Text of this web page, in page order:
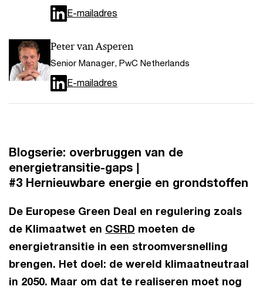
E-mailadres
Peter van Asperen
Senior Manager, PwC Netherlands
E-mailadres
Blogserie: overbruggen van de
energietransitie-gaps |
#3 Hernieuwbare energie en grondstoffen
De Europese Green Deal en regulering zoals
de Klimaatwet en CSRD moeten de
energietransitie in een stroomversnelling
brengen. Het doel: de wereld klimaatneutraal
in 2050. Maar om dat te realiseren moet nog